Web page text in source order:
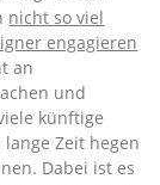
nicht so viel
engagieren
an
und
künftige
Zeit hegen
Dabei ist es